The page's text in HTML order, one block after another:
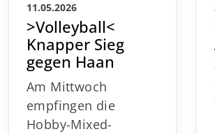
11.05.2026
>Volleyball<
Knapper Sieg
gegen Haan
Am Mittwoch
empfingen die
Hobby-Mixed-